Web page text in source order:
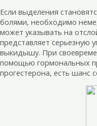
Если выделения
болями, необходимо
может указывать на
представляет серьезную
выкидышу. При
помощью гормональных
прогестерона, есть шанс